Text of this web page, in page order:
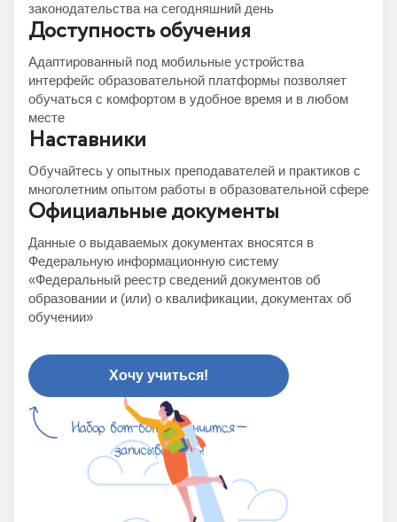
законодательства на сегодняшний день
Доступность обучения
Адаптированный под мобильные устройства
интерфейс образовательной платформы позволяет
обучаться с комфортом в удобное время и в любом
месте
Наставники
Обучайтесь у опытных преподавателей и практиков с
многолетним опытом работы в образовательной сфере
Официальные документы
Данные о выдаваемых документах вносятся в
Федеральную информационную систему
«Федеральный реестр сведений документов об
образовании и (или) о квалификации, документах об
обучении»
Хочу учиться!